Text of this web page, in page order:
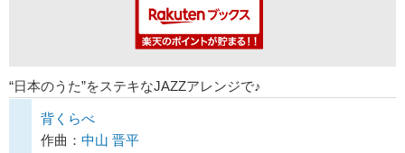
“日本のうた”をステキなJAZZアレンジで♪
背くらべ
作曲： 中山 晋平